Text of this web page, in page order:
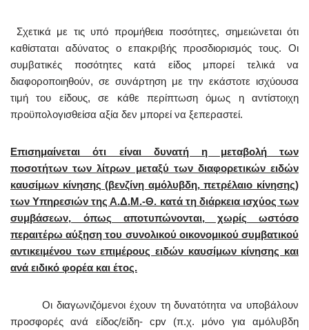
Σχετικά με τις υπό προμήθεια ποσότητες, σημειώνεται ότι
καθίσταται αδύνατος ο επακριβής προσδιορισμός τους. Οι
συμβατικές ποσότητες κατά είδος μπορεί τελικά να
διαφοροποιηθούν, σε συνάρτηση με την εκάστοτε ισχύουσα
τιμή του είδους, σε κάθε περίπτωση όμως η αντίστοιχη
προϋπολογισθείσα αξία δεν μπορεί να ξεπεραστεί.
Επισημαίνεται ότι είναι δυνατή η μεταβολή των
ποσοτήτων των λίτρων μεταξύ των διαφορετικών ειδών
καυσίμων κίνησης (βενζίνη αμόλυβδη, πετρέλαιο κίνησης)
των Υπηρεσιών της Α.Δ.Μ.-Θ. κατά τη διάρκεια ισχύος των
συμβάσεων, όπως αποτυπώνονται, χωρίς ωστόσο
περαιτέρω αύξηση του συνολικού οικονομικού συμβατικού
αντικειμένου των επιμέρους ειδών καυσίμων κίνησης και
ανά ειδικό φορέα και έτος.
Οι διαγωνιζόμενοι έχουν τη δυνατότητα να υποβάλουν
προσφορές ανά είδος/είδη- cpv (π.χ. μόνο για αμόλυβδη